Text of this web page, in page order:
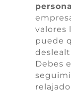
valores
puede
Debes